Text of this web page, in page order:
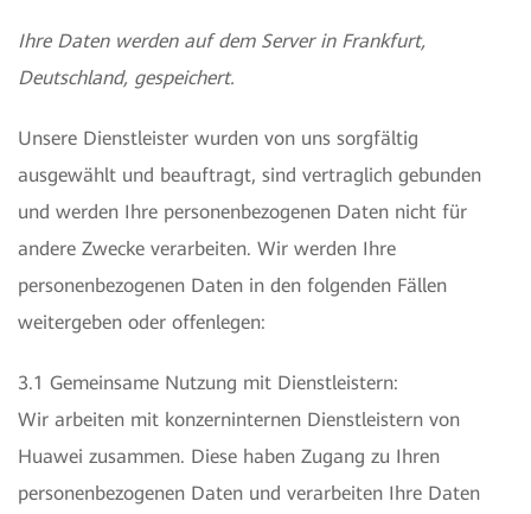
Ihre Daten werden auf dem Server in Frankfurt,
Deutschland, gespeichert.
Unsere Dienstleister wurden von uns sorgfältig
ausgewählt und beauftragt, sind vertraglich gebunden
und werden Ihre personenbezogenen Daten nicht für
andere Zwecke verarbeiten. Wir werden Ihre
personenbezogenen Daten in den folgenden Fällen
weitergeben oder offenlegen:
3.1 Gemeinsame Nutzung mit Dienstleistern:
Wir arbeiten mit konzerninternen Dienstleistern von
Huawei zusammen. Diese haben Zugang zu Ihren
personenbezogenen Daten und verarbeiten Ihre Daten